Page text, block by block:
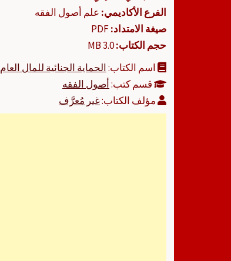
الفرع الأكاديمي: علم أصول الفقه
صيغة الامتداد:
حجم الكتاب:3.0 MB
اسم الكتاب:الحماية الجنائية للمال العام
قسم كتب:أصول الفقه
مؤلف الكتاب:غير مُعرَّف